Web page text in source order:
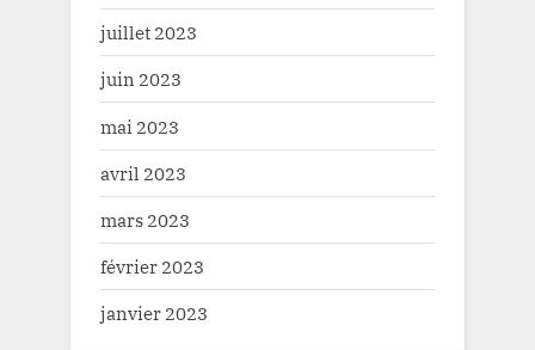
juillet 2023
juin 2023
mai 2023
avril 2023
mars 2023
février 2023
janvier 2023